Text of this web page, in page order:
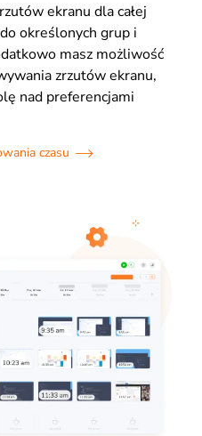
ekranu dla całej
określonych grup i
masz możliwość
zrzutów ekranu,
nad preferencjami
czasu